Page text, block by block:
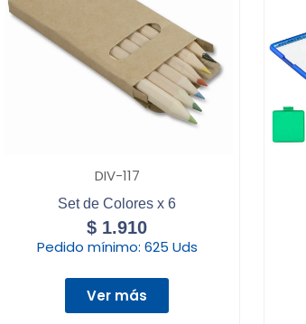
DIV-117
Set de Colores x 6
$ 1.910
Pedido mínimo: 625 Uds
Ver más